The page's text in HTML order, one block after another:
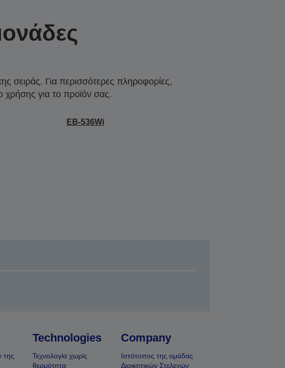
σειράς. Για περισσότερες πληροφορίες,
χρήσης για το προϊόν σας.
EB-536Wi
της
Technologies
Τεχνολογία χωρίς
θερμότητα
Company
Ιστότοπος της ομάδας
Διοικητικών Στελεχών